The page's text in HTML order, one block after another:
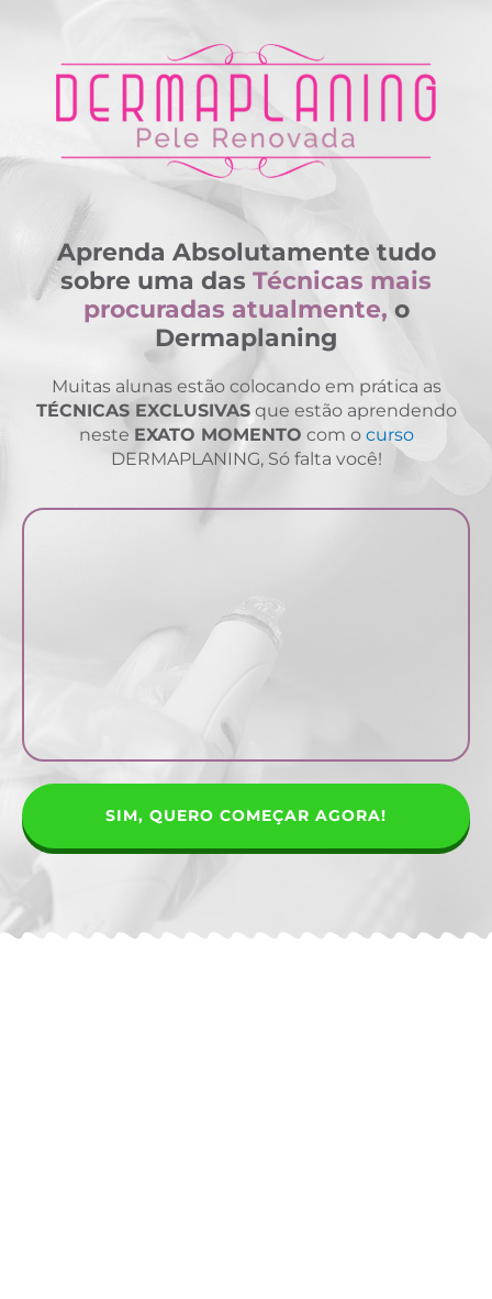
Aprenda Absolutamente tudo
sobre uma das Técnicas mais
procuradas atualmente, o
Dermaplaning
Muitas alunas estão colocando em prática as
TÉCNICAS EXCLUSIVASque estão aprendendo
neste EXATO MOMENTO com o curso
DERMAPLANING, Só falta você!
SIM, QUERO COMEÇAR AGORA!